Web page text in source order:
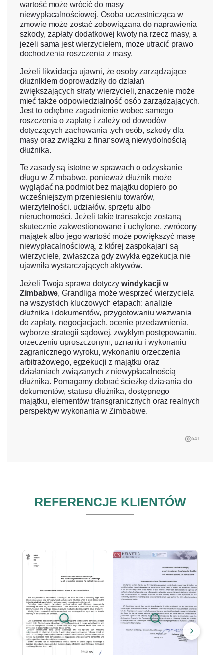
wartość może wrócić do masy
niewypłacalnościowej. Osoba uczestnicząca w
zmowie może zostać zobowiązana do naprawienia
szkody, zapłaty dodatkowej kwoty na rzecz masy, a
jeżeli sama jest wierzycielem, może utracić prawo
dochodzenia roszczenia z masy.
Jeżeli likwidacja ujawni, że osoby zarządzające
dłużnikiem doprowadziły do działań
zwiększających straty wierzycieli, znaczenie może
mieć także odpowiedzialność osób zarządzających.
Jest to odrębne zagadnienie wobec samego
roszczenia o zapłatę i zależy od dowodów
dotyczących zachowania tych osób, szkody dla
masy oraz związku z finansową niewydolnością
dłużnika.
Te zasady są istotne w sprawach o odzyskanie
długu w Zimbabwe, ponieważ dłużnik może
wyglądać na podmiot bez majątku dopiero po
wcześniejszym przeniesieniu towarów,
wierzytelności, udziałów, sprzętu albo
nieruchomości. Jeżeli takie transakcje zostaną
skutecznie zakwestionowane i uchylone, zwrócony
majątek albo jego wartość może powiększyć masę
niewypłacalnościową, z której zaspokajani są
wierzyciele, zwłaszcza gdy zwykła egzekucja nie
ujawniła wystarczających aktywów.
Jeżeli Twoja sprawa dotyczy windykacji w
Zimbabwe, Grandliga może wesprzeć wierzyciela
na wszystkich kluczowych etapach: analizie
dłużnika i dokumentów, przygotowaniu wezwania
do zapłaty, negocjacjach, ocenie przedawnienia,
wyborze strategii sądowej, zwykłym postępowaniu,
orzeczeniu uproszczonym, uznaniu i wykonaniu
zagranicznego wyroku, wykonaniu orzeczenia
arbitrażowego, egzekucji z majątku oraz
działaniach związanych z niewypłacalnością
dłużnika. Pomagamy dobrać ścieżkę działania do
dokumentów, statusu dłużnika, dostępnego
majątku, elementów transgranicznych oraz realnych
perspektyw wykonania w Zimbabwe.
541
REFERENCJE KLIENTÓW